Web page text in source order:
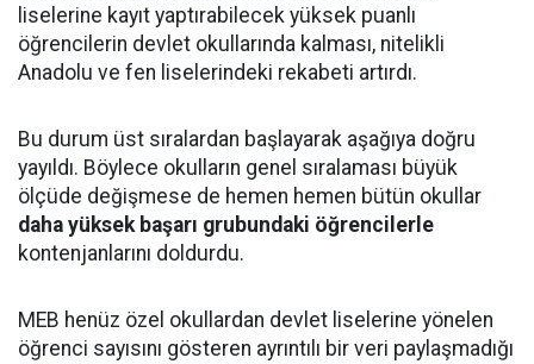
liselerine kayıt yaptırabilecek yüksek puanlı
öğrencilerin devlet okullarında kalması, nitelikli
Anadolu ve fen liselerindeki rekabeti artırdı.
Bu durum üst sıralardan başlayarak aşağıya doğru
yayıldı. Böylece okulların genel sıralaması büyük
ölçüde değişmese de hemen hemen bütün okullar
daha yüksek başarı grubundaki öğrencilerle
kontenjanlarını doldurdu.
MEB henüz özel okullardan devlet liselerine yönelen
öğrenci sayısını gösteren ayrıntılı bir veri paylaşmadığı